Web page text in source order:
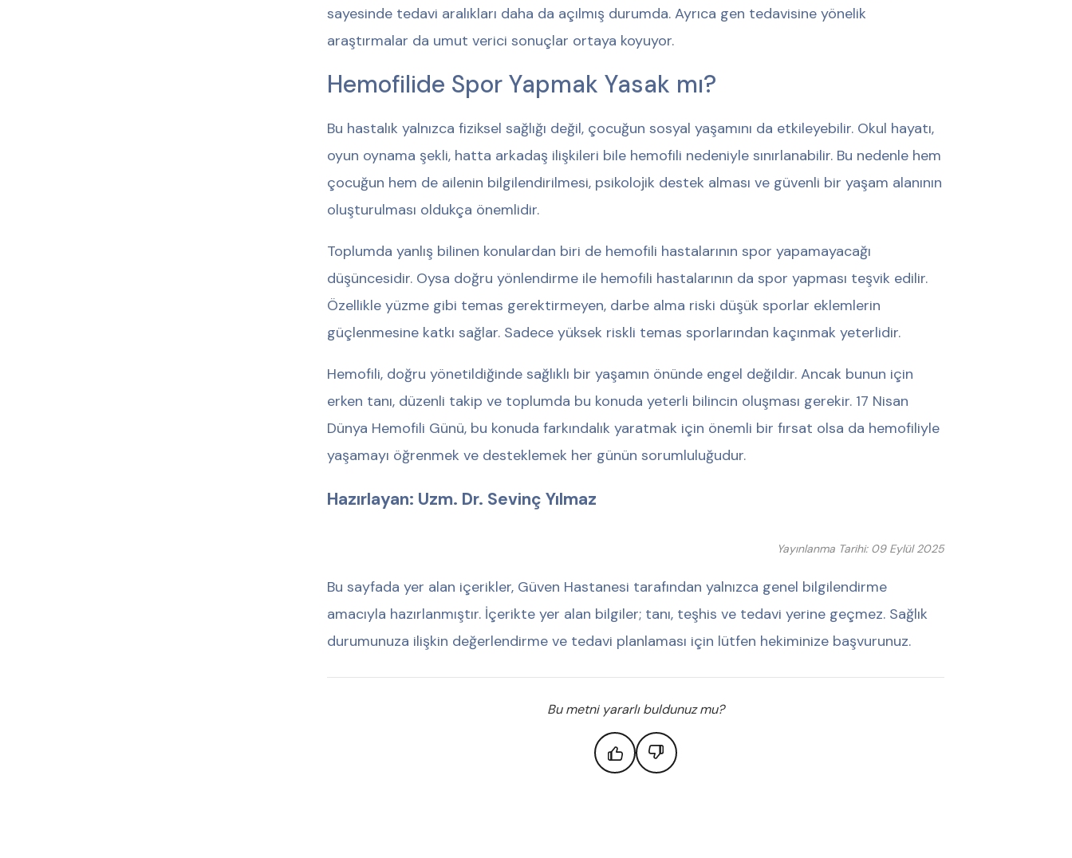
sayesinde tedavi aralıkları daha da açılmış durumda. Ayrıca gen tedavisine yönelik
araştırmalar da umut verici sonuçlar ortaya koyuyor.
Hemofilide Spor Yapmak Yasak mı?
Bu hastalık yalnızca fiziksel sağlığı değil, çocuğun sosyal yaşamını da etkileyebilir. Okul hayatı,
oyun oynama şekli, hatta arkadaş ilişkileri bile hemofili nedeniyle sınırlanabilir. Bu nedenle hem
çocuğun hem de ailenin bilgilendirilmesi, psikolojik destek alması ve güvenli bir yaşam alanının
oluşturulması oldukça önemlidir.
Toplumda yanlış bilinen konulardan biri de hemofili hastalarının spor yapamayacağı
düşüncesidir. Oysa doğru yönlendirme ile hemofili hastalarının da spor yapması teşvik edilir.
Özellikle yüzme gibi temas gerektirmeyen, darbe alma riski düşük sporlar eklemlerin
güçlenmesine katkı sağlar. Sadece yüksek riskli temas sporlarından kaçınmak yeterlidir.
Hemofili, doğru yönetildiğinde sağlıklı bir yaşamın önünde engel değildir. Ancak bunun için
erken tanı, düzenli takip ve toplumda bu konuda yeterli bilincin oluşması gerekir. 17 Nisan
Dünya Hemofili Günü, bu konuda farkındalık yaratmak için önemli bir fırsat olsa da hemofiliyle
yaşamayı öğrenmek ve desteklemek her günün sorumluluğudur.
Hazırlayan: Uzm. Dr. Sevinç Yılmaz
Yayınlanma Tarihi: 09 Eylül 2025
Bu sayfada yer alan içerikler, Güven Hastanesi tarafından yalnızca genel bilgilendirme
amacıyla hazırlanmıştır. İçerikte yer alan bilgiler; tanı, teşhis ve tedavi yerine geçmez. Sağlık
durumunuza ilişkin değerlendirme ve tedavi planlaması için lütfen hekiminize başvurunuz.
Bu metni yararlı buldunuz mu?